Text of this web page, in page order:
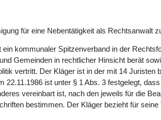
für eine Nebentätigkeit als Rechtsanwalt
kommunaler Spitzenverband in der
Gemeinden in rechtlicher Hinsicht berät
vertritt. Der Kläger ist in der mit 14 Juristen
ist unter § 1 Abs. 3 festgelegt,
vereinbart ist, nach den jeweils für die
bestimmen. Der Kläger bezieht für seine